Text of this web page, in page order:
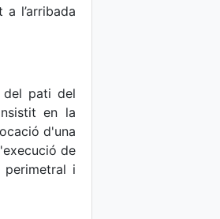
l’arribada
del pati del
en la
d'una
de
perimetral i